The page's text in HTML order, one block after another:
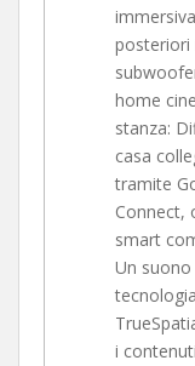
posteriori
home
stanza:
casa
tramite
Connect,
smart
Un suono
i